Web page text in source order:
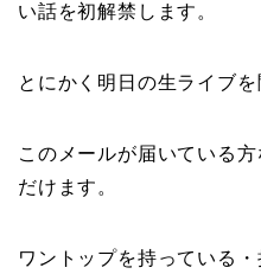
い話を初解禁します。
とにかく明日の生ライブを
このメールが届いている
だけます。
ワントップを持っている